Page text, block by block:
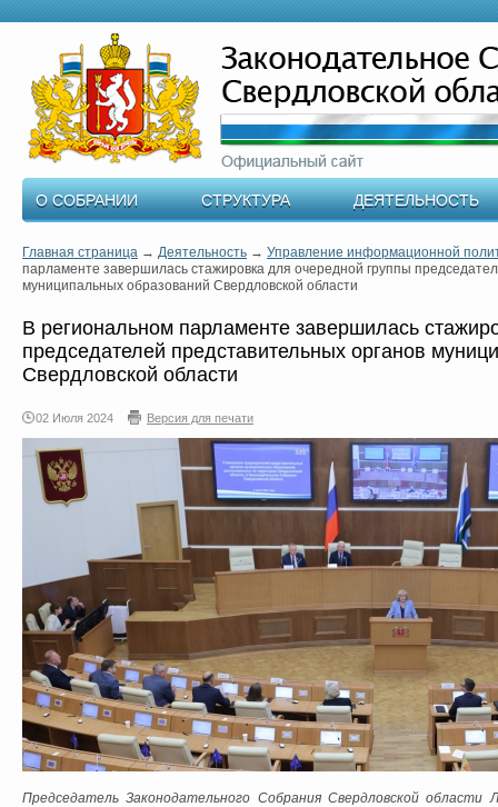
О СОБРАНИИ СТРУКТУРА ДЕЯТЕЛЬНОСТЬ
Главная страница → Деятельность → Управление информационной
парламенте завершилась стажировка для очередной группы
муниципальных образований Свердловской области
В региональном парламенте завершилась
председателей представительных органов
Свердловской области
02 Июля 2024 Версия для печати
Председатель Законодательного Собрания Свердловской